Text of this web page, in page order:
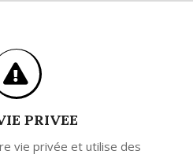
PRIVEE
vie privée et utilise des